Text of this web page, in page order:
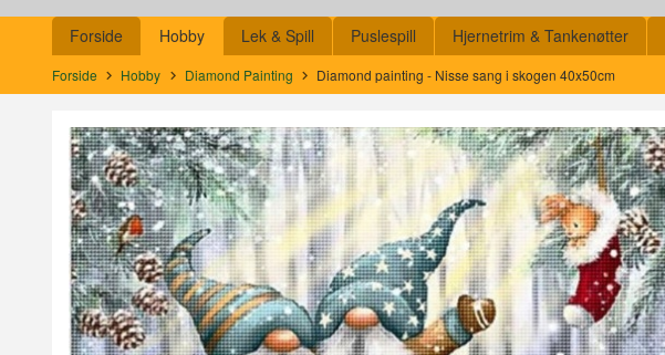
Produkter
Forside Hobby Lek & Spill Puslespill Hjernetrim & Tankenøtter
Forside Hobby Diamond Painting Diamond painting - Nisse sang i skogen 40x50cm